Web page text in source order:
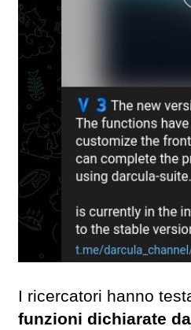
I ricercatori hanno
funzioni dichiarate